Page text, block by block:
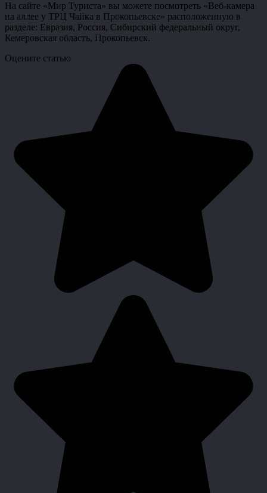
На сайте «Мир Туриста» вы можете посмотреть «Веб-камера
на аллее у ТРЦ Чайка в Прокопьевске» расположенную в
разделе: Евразия, Россия, Сибирский федеральный округ,
Кемеровская область, Прокопьевск.
Оцените статью